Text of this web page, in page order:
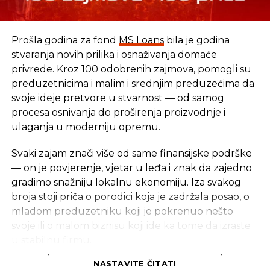
Izvor: Fena
SLIČNE TEME:
SLEDEĆI
Nafta uzmiče zbog straha uoči Bregzita
NE PROPUSTITE
Banjalučka berza: Najveći pad vrijednosti
akcija RiTE „Gacko“
Prošla godina za fond MS Loansbila je godina
stvaranja novih prilika i osnaživanja domaće
privrede. Kroz 100 odobrenih zajmova, pomogli su
preduzetnicima i malim i srednjim preduzećima da
svoje ideje pretvore u stvarnost — od samog
procesa osnivanja do proširenja proizvodnje i
ulaganja u moderniju opremu.
Svaki zajam znači više od same finansijske podrške
— on je povjerenje, vjetar u leđa i znak da zajedno
gradimo snažniju lokalnu ekonomiju. Iza svakog
broja stoji priča o porodici koja je zadržala posao, o
mladom preduzetniku koji je pokrenuo nešto
svoje ili o malom biznisu koji ide ka tome da izraste
Iza svakog broja stoji stvarna priča — i stvarni ljudi
NASTAVITE ČITATI